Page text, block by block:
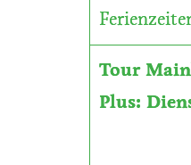
Tour
Plus: